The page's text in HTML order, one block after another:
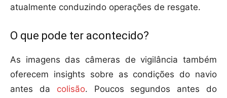
atualmente conduzindo operações de resgate.
O que pode ter acontecido?
As imagens das câmeras de vigilância também
oferecem insights sobre as condições do navio
antes da colisão. Poucos segundos antes do